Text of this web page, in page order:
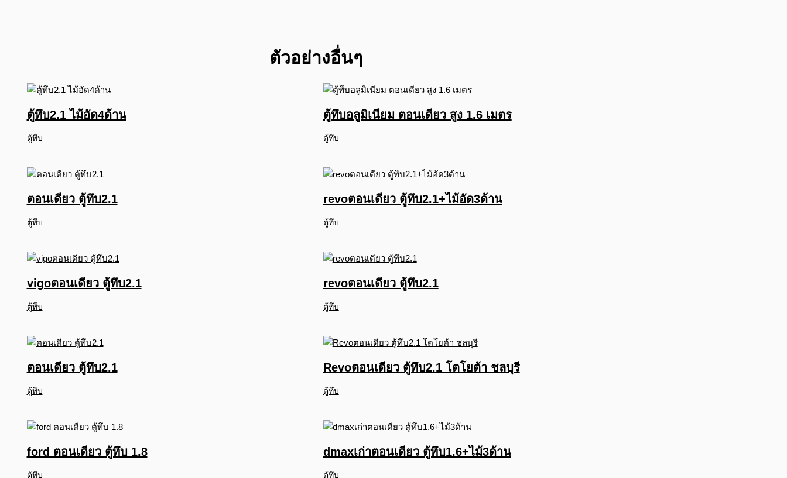
ตัวอย่างอื่นๆ
ตู้ทึบ2.1 ไม้อัด4ด้าน
ตู้ทึบ
ตู้ทึบอลูมิเนียม ตอนเดียว สูง 1.6 เมตร
ตู้ทึบ
ตอนเดียว ตู้ทึบ2.1
ตู้ทึบ
revoตอนเดียว ตู้ทึบ2.1+ไม้อัด3ด้าน
ตู้ทึบ
vigoตอนเดียว ตู้ทึบ2.1
ตู้ทึบ
revoตอนเดียว ตู้ทึบ2.1
ตู้ทึบ
ตอนเดียว ตู้ทึบ2.1
ตู้ทึบ
Revoตอนเดียว ตู้ทึบ2.1 โตโยต้า ชลบุรี
ตู้ทึบ
ford ตอนเดียว ตู้ทึบ 1.8
ตู้ทึบ
dmaxเก่าตอนเดียว ตู้ทึบ1.6+ไม้3ด้าน
ตู้ทึบ